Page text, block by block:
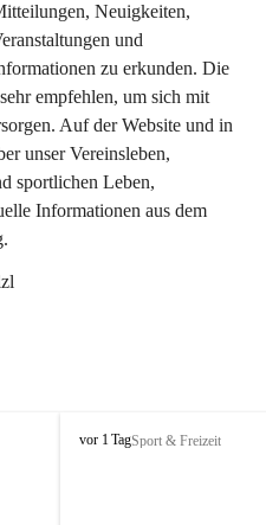
Neuigkeiten,
und
zu erkunden. Die
empfehlen, um sich mit
Auf der Website und in
unser Vereinsleben,
sportlichen Leben,
Informationen aus dem
S
vor 1 TagSport & Freizeit